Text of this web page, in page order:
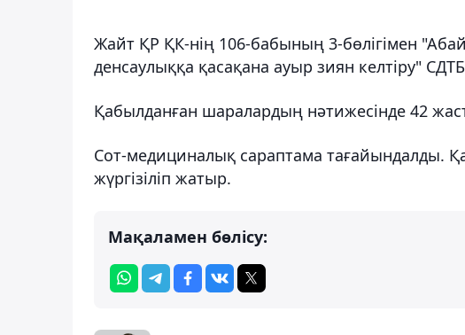
Жайт ҚР ҚК-нің 106-бабының 3-бөлігімен
денсаулыққа қасақана ауыр зиян келтіру"
Қабылданған шаралардың нәтижесінде 42
Сот-медициналық сараптама тағайындалды.
жүргізіліп жатыр.
Мақаламен бөлісу: